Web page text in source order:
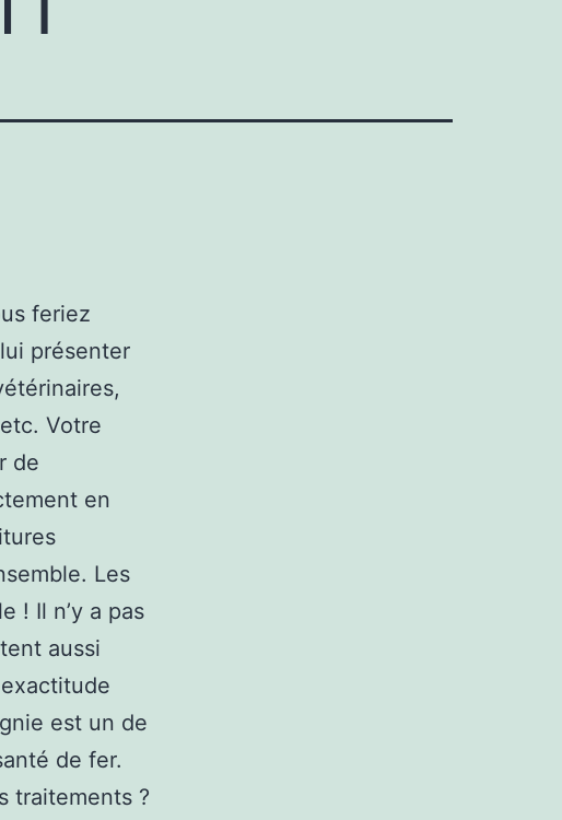
feriez
présenter
Votre
de
en
Les
! Il n’y a pas
aussi
est un de
de fer.
traitements ?